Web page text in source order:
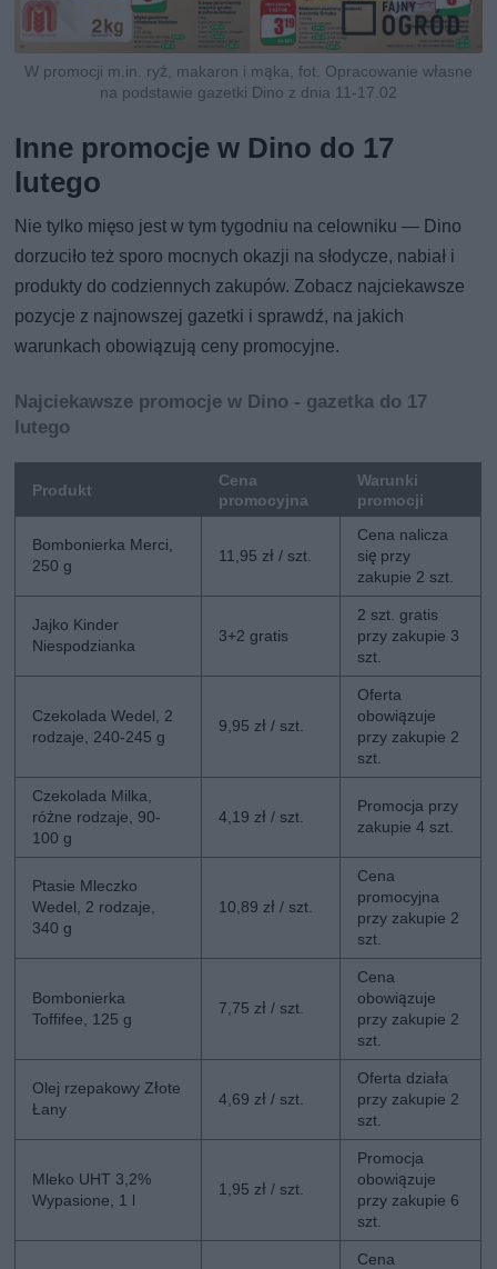
W promocji m.in. ryż, makaron i mąka, fot. Opracowanie własne
na podstawie gazetki Dino z dnia 11-17.02
Inne promocje w Dino do 17
lutego
Nie tylko mięso jest w tym tygodniu na celowniku — Dino
dorzuciło też sporo mocnych okazji na słodycze, nabiał i
produkty do codziennych zakupów. Zobacz najciekawsze
pozycje z najnowszej gazetki i sprawdź, na jakich
warunkach obowiązują ceny promocyjne.
Najciekawsze promocje w Dino - gazetka do 17
lutego
Produkt
Cena
promocyjna
Warunki
promocji
Bombonierka Merci,
250 g
11,95 zł / szt.
Cena nalicza
się przy
zakupie 2 szt.
Jajko Kinder
Niespodzianka
3+2 gratis
2 szt. gratis
przy zakupie 3
szt.
Czekolada Wedel, 2
rodzaje, 240-245 g
9,95 zł / szt.
Oferta
obowiązuje
przy zakupie 2
szt.
Czekolada Milka,
różne rodzaje, 90-
100 g
4,19 zł / szt.
Promocja przy
zakupie 4 szt.
Ptasie Mleczko
Wedel, 2 rodzaje,
340 g
10,89 zł / szt.
Cena
promocyjna
przy zakupie 2
szt.
Bombonierka
Toffifee, 125 g
7,75 zł / szt.
Cena
obowiązuje
przy zakupie 2
szt.
Olej rzepakowy Złote
Łany
4,69 zł / szt.
Oferta działa
przy zakupie 2
szt.
Mleko UHT 3,2%
Wypasione, 1 l
1,95 zł / szt.
Promocja
obowiązuje
przy zakupie 6
szt.
Cena